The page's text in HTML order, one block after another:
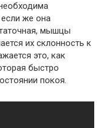
если же она
мышцы
их склонность к
это, как
быстро
покоя.